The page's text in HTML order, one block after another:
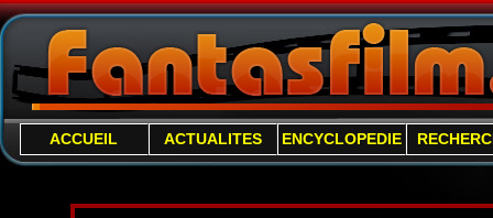
ACCUEIL ACTUALITES ENCYCLOPEDIE